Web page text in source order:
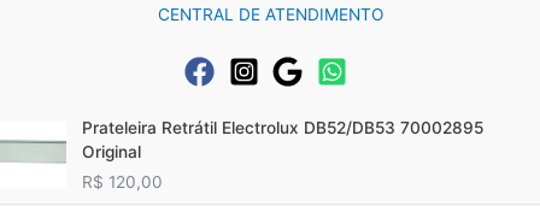
CENTRAL DE ATENDIMENTO
Prateleira Retrátil Electrolux DB52/DB53 70002895
Original
R$ 120,00